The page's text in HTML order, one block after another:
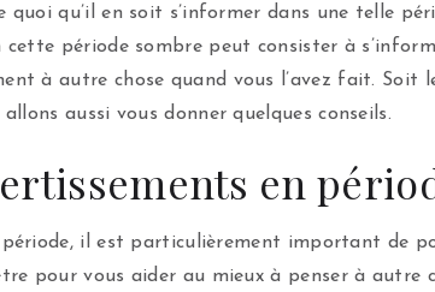
quoi qu’il en soit s’informer dans une telle
cette période sombre peut consister à
à autre chose quand vous l’avez fait. Soit
allons aussi vous donner quelques conseils.
en
période, il est particulièrement important de
pour vous aider au mieux à penser à autre